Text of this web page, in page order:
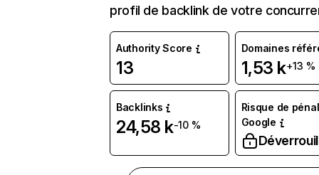
profil de backlink de votre
Authority Score
13
Domaines
1,53 k+13 %
Backlinks
24,58 k-10 %
Risque de
Google